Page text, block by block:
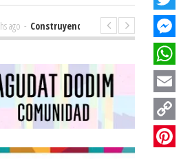
Construyendo el futuro de la inclusión en
Twitter
Email
Copy